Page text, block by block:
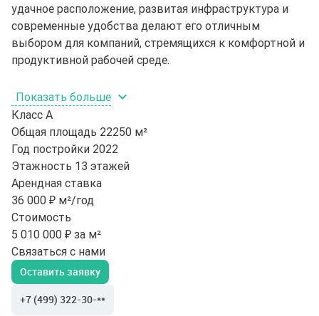
удачное расположение, развитая инфраструктура и
современные удобства делают его отличным
выбором для компаний, стремящихся к комфортной и
продуктивной рабочей среде.
Показать больше
Класс A
Общая площадь 22250 м²
Год постройки 2022
Этажность 13 этажей
Арендная ставка
36 000 ₽ м²/год
Стоимость
5 010 000 ₽ за м²
Связаться с нами
Оставить заявку
+7 (499) 322-30-**